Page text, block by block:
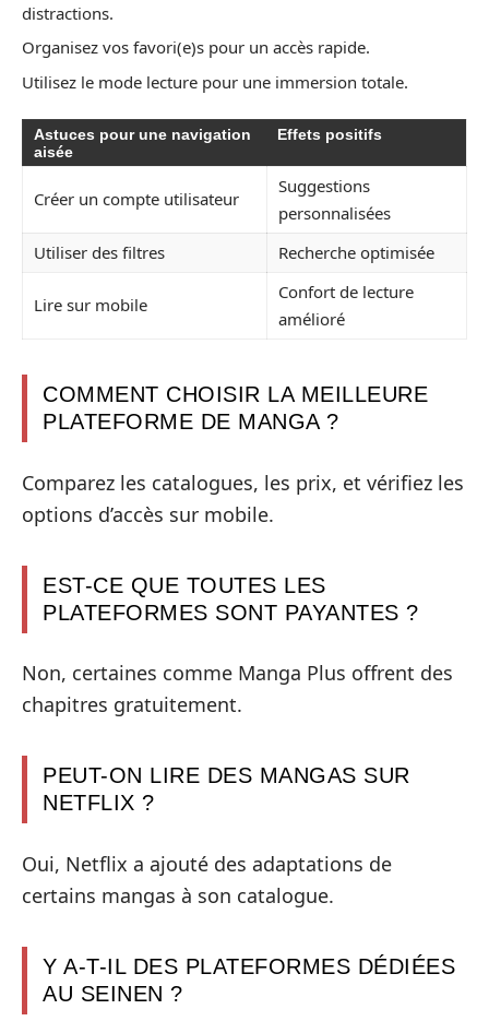
distractions.
Organisez vos favori(e)s pour un accès rapide.
Utilisez le mode lecture pour une immersion totale.
Astuces pour une navigation
aisée
Effets positifs
Créer un compte utilisateur
Suggestions
personnalisées
Utiliser des filtres
Recherche optimisée
Lire sur mobile
Confort de lecture
amélioré
COMMENT CHOISIR LA MEILLEURE
PLATEFORME DE MANGA ?
Comparez les catalogues, les prix, et vérifiez les
options d’accès sur mobile.
EST-CE QUE TOUTES LES
PLATEFORMES SONT PAYANTES ?
Non, certaines comme Manga Plus offrent des
chapitres gratuitement.
PEUT-ON LIRE DES MANGAS SUR
NETFLIX ?
Oui, Netflix a ajouté des adaptations de
certains mangas à son catalogue.
Y A-T-IL DES PLATEFORMES DÉDIÉES
AU SEINEN ?